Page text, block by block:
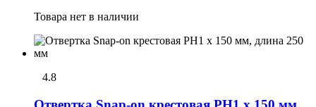
Товара нет в наличии
4.8